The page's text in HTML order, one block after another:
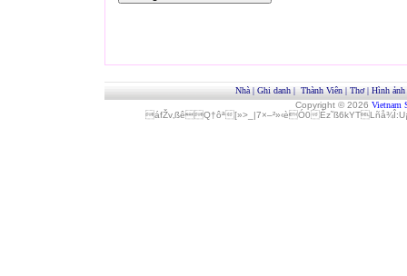
Nhà | Ghi danh | Thành Viên | Thơ| Hình ảnh
Copyright © 2026 Vietnam
áfŽv‚ßêQ†ôª[»>_|7×–²»‹èÓ0